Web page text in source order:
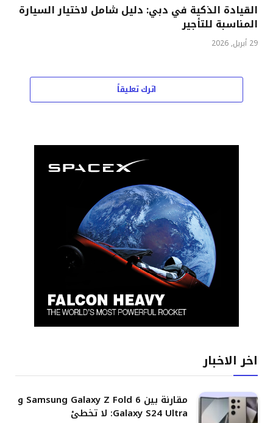
القيادة الذكية في دبي: دليل شامل لاختيار السيارة
المناسبة للتأجير
29 أبريل, 2026
اترك تعليقاً
اخر الاخبار
مقارنة بين Samsung Galaxy Z Fold 6 و
Galaxy S24 Ultra: لا تخطئ